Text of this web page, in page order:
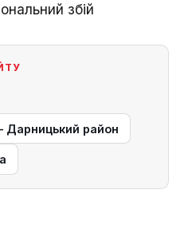
збій
Дарницький район